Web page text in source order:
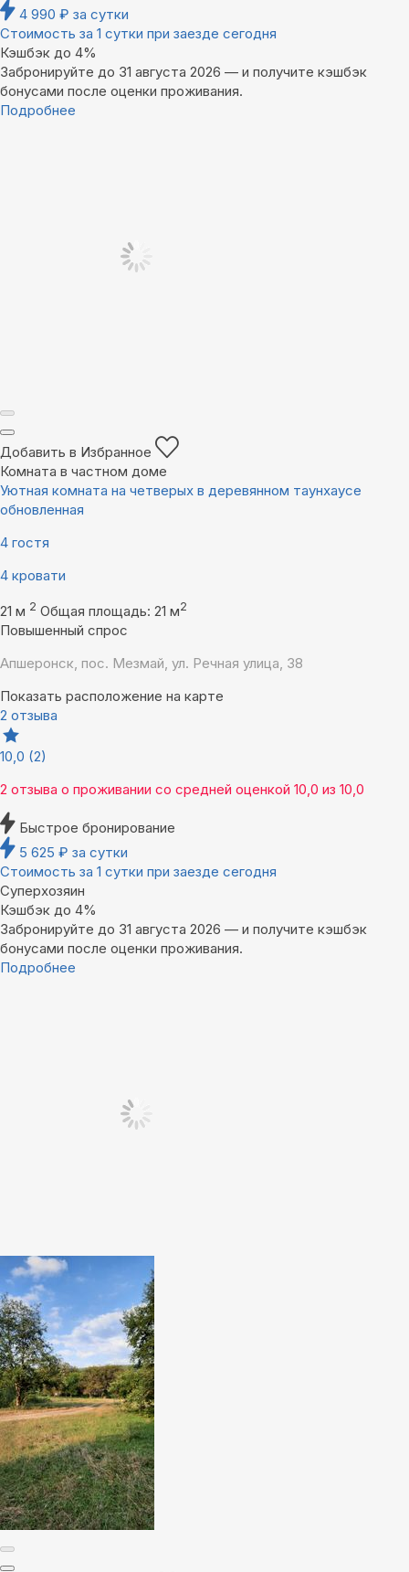
4 990 ₽ за сутки
Стоимость за 1 сутки при заезде сегодня
Кэшбэк до 4%
Забронируйте до 31 августа 2026 — и получите кэшбэк
бонусами после оценки проживания.
Подробнее
Добавить в Избранное
Комната в частном доме
Уютная комната на четверых в деревянном таунхаусе
обновленная
4 гостя
4 кровати
21 м 2 Общая площадь: 21 м2
Повышенный спрос
Апшеронск, пос. Мезмай, ул. Речная улица, 38
Показать расположение на карте
2 отзыва
10,0 (2)
2 отзыва о проживании со средней оценкой 10,0 из 10,0
Быстрое бронирование
5 625 ₽ за сутки
Стоимость за 1 сутки при заезде сегодня
Суперхозяин
Кэшбэк до 4%
Забронируйте до 31 августа 2026 — и получите кэшбэк
бонусами после оценки проживания.
Подробнее